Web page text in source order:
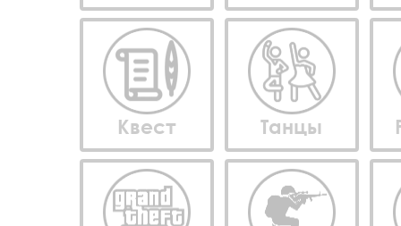
Квест Танцы